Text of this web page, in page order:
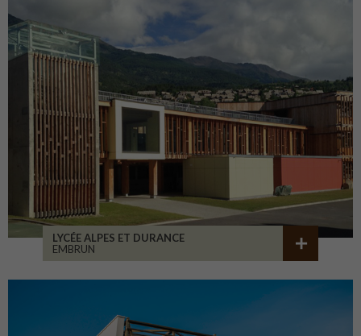
LYCÉE ALPES ET DURANCE
EMBRUN